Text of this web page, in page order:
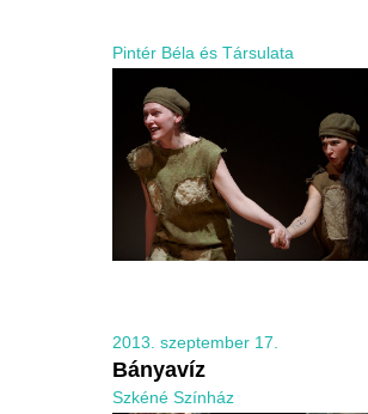
Pintér Béla és Társulata
2013. szeptember 17.
Bányavíz
Szkéné Színház